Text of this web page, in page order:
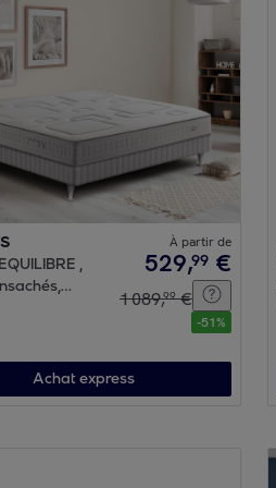
,
À partir de
529,99 €
1089,99 €
-51%
Achat express